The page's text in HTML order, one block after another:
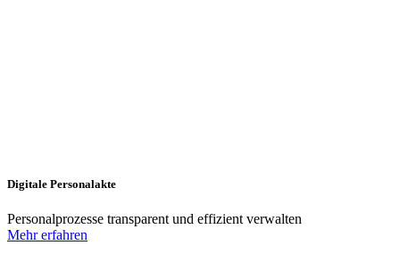
Digitale Personalakte
Personalprozesse transparent und effizient verwalten
Mehr erfahren